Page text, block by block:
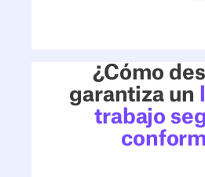
¿Cómo
garantiza un
trabajo